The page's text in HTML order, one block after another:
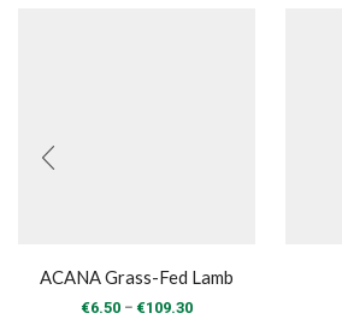
ACANA Grass-Fed Lamb
€6.50 – €109.30Price